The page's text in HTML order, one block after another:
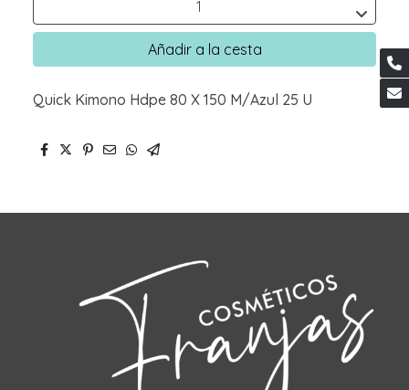
Añadir a la cesta
Quick Kimono Hdpe 80 X 150 M/Azul 25 U